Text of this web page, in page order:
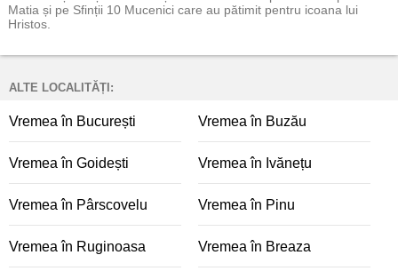
Matia și pe Sfinții 10 Mucenici care au pătimit pentru icoana lui
Hristos.
ALTE LOCALITĂȚI:
Vremea în București Vremea în Buzău
Vremea în Goidești Vremea în Ivănețu
Vremea în Pârscovelu Vremea în Pinu
Vremea în Ruginoasa Vremea în Breaza